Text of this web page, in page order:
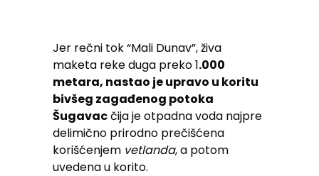
Jer rečni tok “Mali Dunav”, živa
maketa reke duga preko 1.000
metara, nastao je upravo u koritu
bivšeg zagađenog potoka
Šugavacčija je otpadna voda najpre
delimično prirodno prečišćena
korišćenjem vetlanda, a potom
uvedena u korito.